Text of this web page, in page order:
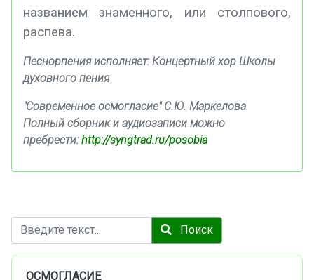
названием знаменного, или столпового,
распева.
Песнорпения исполняет: Концертный хор Школы
духовного пения
"Современное осмогласие" С.Ю. Маркелова
Полный сборник и аудиозаписи можно
пребрести:http://syngtrad.ru/posobia
Поиск Поиск
ОСМОГЛАСИЕ